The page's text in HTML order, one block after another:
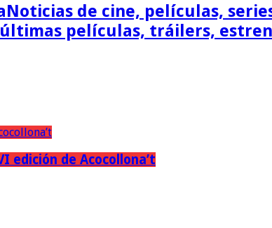
Noticias de cine, películas,
películas, tráilers,
edición de Acocollona’t